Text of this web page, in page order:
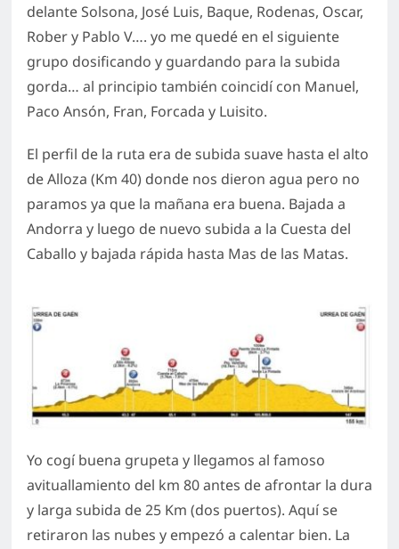
delante Solsona, José Luis, Baque, Rodenas, Oscar,
Rober y Pablo V…. yo me quedé en el siguiente
grupo dosificando y guardando para la subida
gorda… al principio también coincidí con Manuel,
Paco Ansón, Fran, Forcada y Luisito.
El perfil de la ruta era de subida suave hasta el alto
de Alloza (Km 40) donde nos dieron agua pero no
paramos ya que la mañana era buena. Bajada a
Andorra y luego de nuevo subida a la Cuesta del
Caballo y bajada rápida hasta Mas de las Matas.
Yo cogí buena grupeta y llegamos al famoso
avituallamiento del km 80 antes de afrontar la dura
y larga subida de 25 Km (dos puertos). Aquí se
retiraron las nubes y empezó a calentar bien. La